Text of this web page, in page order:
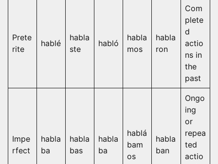
Prete
rite
hablé
habla
ste
habló
habla
mos
habla
ron
Com
plete
d
actio
ns in
the
past
Impe
rfect
habla
ba
habla
bas
habla
ba
hablá
bam
os
habla
ban
Ongo
ing
or
repea
ted
actio